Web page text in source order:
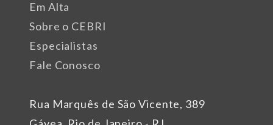
Rua Marquês de São Vicente, 389
Em Alta
Sobre o CEBRI
Especialistas
Fale Conosco